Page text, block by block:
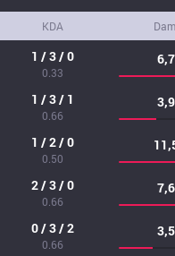
KDA
1 / 3 / 0
0.33
1 / 3 / 1
0.66
1 / 2 / 0
0.50
2 / 3 / 0
0.66
0 / 3 / 2
0.66